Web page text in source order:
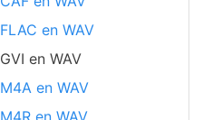
FLAC en WAV
GVI en WAV
M4A en WAV
M4R en WAV